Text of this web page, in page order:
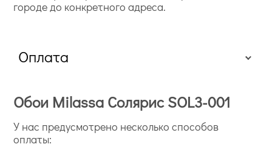
городе до конкретного адреса.
Оплата
Обои Milassa Солярис SOL3-001
У нас предусмотрено несколько способов
оплаты: